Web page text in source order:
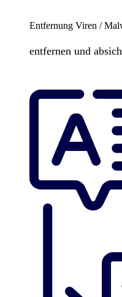
Entfernung Viren /
entfernen und